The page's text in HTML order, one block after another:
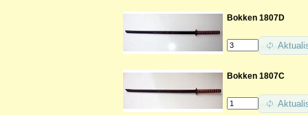
Bokken 1807D
Bokken 1807C